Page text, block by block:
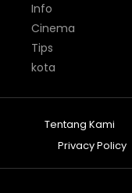
Info
Cinema
Tips
kota
Tentang Kami
Privacy Policy